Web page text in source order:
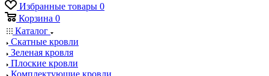
Избранные товары 0
Корзина 0
Каталог
Скатные кровли
Зеленая кровля
Плоские кровли
Комплектующие кровли